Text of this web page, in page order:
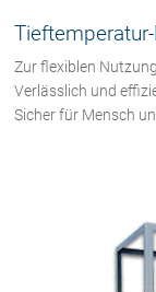
Zur flexiblen
Verlässlich und
Sicher für Mensch